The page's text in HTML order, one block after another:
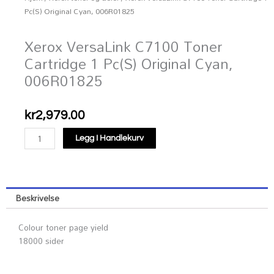
Pc(S) Original Cyan, 006R01825
Xerox VersaLink C7100 Toner
Cartridge 1 Pc(S) Original Cyan,
006R01825
kr2,979.00
Xerox
VersaLink
Cartridge
1
Original
Cyan,
Legg I Handlekurv
Beskrivelse
Colour toner page yield
18000 sider